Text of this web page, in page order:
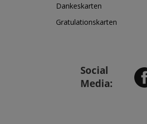
Dankeskarten
Gratulationskarten
Social
Media: